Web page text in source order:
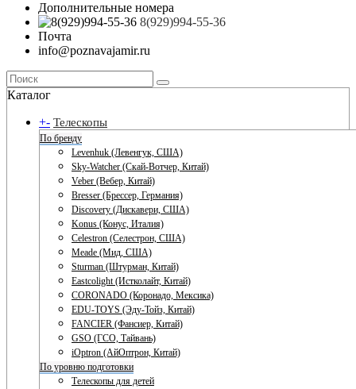
Дополнительные номера
8(929)994-55-36
Почта
info@poznavajamir.ru
Каталог
+- Телескопы
По бренду
Levenhuk (Левенгук, США)
Sky-Watcher (Скай-Вотчер, Китай)
Veber (Вебер, Китай)
Bresser (Брессер, Германия)
Discovery (Дискавери, США)
Konus (Конус, Италия)
Celestron (Селестрон, США)
Meade (Мид, США)
Sturman (Штурман, Китай)
Eastcolight (Истколайт, Китай)
CORONADO (Коронадо, Мексика)
EDU-TOYS (Эду-Тойз, Китай)
FANCIER (Фансиер, Китай)
GSO (ГСО, Тайвань)
iOptron (АйОптрон, Китай)
По уровню подготовки
Телескопы для детей